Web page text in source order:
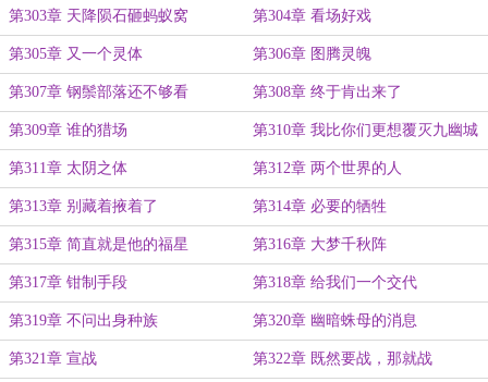
第303章 天降陨石砸蚂蚁窝 第304章 看场好戏
第305章 又一个灵体 第306章 图腾灵魄
第307章 钢鬃部落还不够看 第308章 终于肯出来了
第309章 谁的猎场 第310章 我比你们更想覆灭九幽城
第311章 太阴之体 第312章 两个世界的人
第313章 别藏着掖着了 第314章 必要的牺牲
第315章 简直就是他的福星 第316章 大梦千秋阵
第317章 钳制手段 第318章 给我们一个交代
第319章 不问出身种族 第320章 幽暗蛛母的消息
第321章 宣战 第322章 既然要战，那就战